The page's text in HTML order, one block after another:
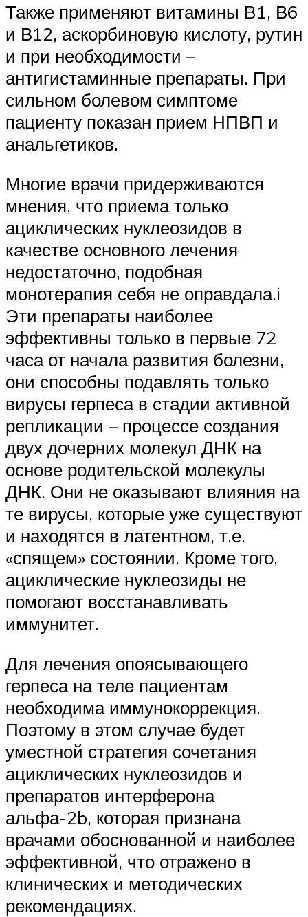
Также применяют витамины B1, В6
и В12, аскорбиновую кислоту, рутин
и при необходимости –
антигистаминные препараты. При
сильном болевом симптоме
пациенту показан прием НПВП и
анальгетиков.
Многие врачи придерживаются
мнения, что приема только
ациклических нуклеозидов в
качестве основного лечения
недостаточно, подобная
монотерапия себя не оправдала.i
Эти препараты наиболее
эффективны только в первые 72
часа от начала развития болезни,
они способны подавлять только
вирусы герпеса в стадии активной
репликации – процессе создания
двух дочерних молекул ДНК на
основе родительской молекулы
ДНК. Они не оказывают влияния на
те вирусы, которые уже существуют
и находятся в латентном, т.е.
«спящем» состоянии. Кроме того,
ациклические нуклеозиды не
помогают восстанавливать
иммунитет.
Для лечения опоясывающего
герпеса на теле пациентам
необходима иммунокоррекция.
Поэтому в этом случае будет
уместной стратегия сочетания
ациклических нуклеозидов и
препаратов интерферона
альфа-2b, которая признана
врачами обоснованной и наиболее
эффективной, что отражено в
клинических и методических
рекомендациях.